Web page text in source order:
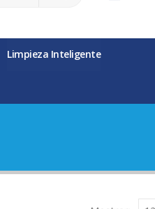
Limpieza Inteligente